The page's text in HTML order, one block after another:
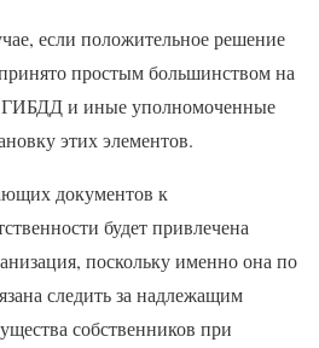
если положительное решение
простым большинством на
и иные уполномоченные
этих элементов.
документов к
будет привлечена
поскольку именно она по
следить за надлежащим
собственников при